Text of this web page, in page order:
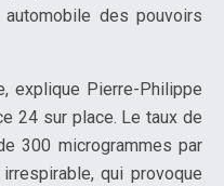
des pouvoirs
explique Pierre-Philippe
24 sur place. Le taux de
300 microgrammes par
qui provoque